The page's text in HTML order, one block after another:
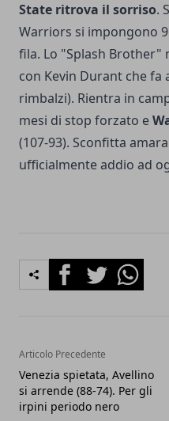
State ritrova il sorriso.
Warriors si impongono
fila. Lo "Splash Brother"
con Kevin Durant che fa
rimbalzi). Rientra in
mesi di stop forzato e
(107-93). Sconfitta
ufficialmente addio ad
FacebookTwitterWhatsapp
Articolo Precedente
Venezia spietata, Avellino
si arrende (88-74). Per gli
irpini periodo nero